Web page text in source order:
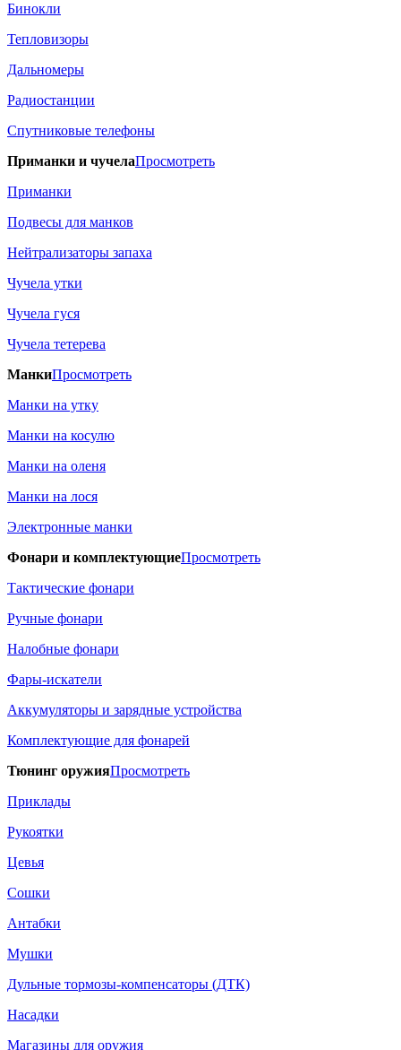
Бинокли
Тепловизоры
Дальномеры
Радиостанции
Спутниковые телефоны
Приманки и чучелаПросмотреть
Приманки
Подвесы для манков
Нейтрализаторы запаха
Чучела утки
Чучела гуся
Чучела тетерева
МанкиПросмотреть
Манки на утку
Манки на косулю
Манки на оленя
Манки на лося
Электронные манки
Фонари и комплектующиеПросмотреть
Тактические фонари
Ручные фонари
Налобные фонари
Фары-искатели
Аккумуляторы и зарядные устройства
Комплектующие для фонарей
Тюнинг оружияПросмотреть
Приклады
Рукоятки
Цевья
Сошки
Антабки
Мушки
Дульные тормозы-компенсаторы (ДТК)
Насадки
Магазины для оружия